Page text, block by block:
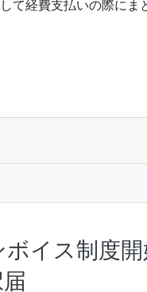
て経費支払いの際に
ボイス制度